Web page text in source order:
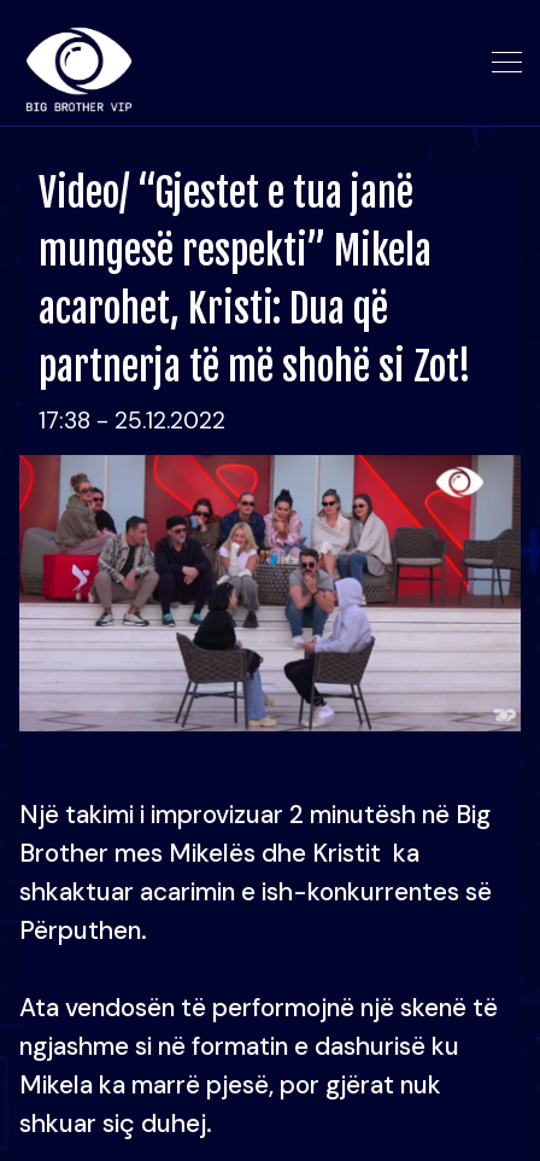
Video/ “Gjestet e tua janë
mungesë respekti” Mikela
acarohet, Kristi: Dua që
partnerja të më shohë si Zot!
17:38 - 25.12.2022
Një takimi i improvizuar 2 minutësh në Big
Brother mes Mikelës dhe Kristit ka
shkaktuar acarimin e ish-konkurrentes së
Përputhen.
Ata vendosën të performojnë një skenë të
ngjashme si në formatin e dashurisë ku
Mikela ka marrë pjesë, por gjërat nuk
shkuar siç duhej.